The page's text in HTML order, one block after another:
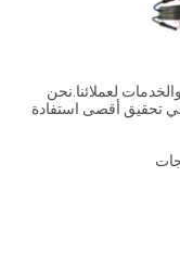
لعملائنا.نحن
تحقيق أقصى استفادة